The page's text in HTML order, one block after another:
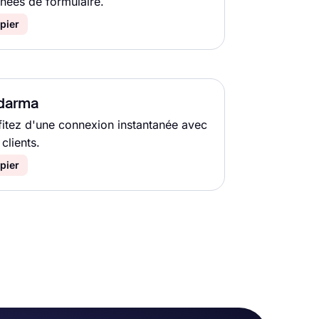
d'une connexion instantanée avec